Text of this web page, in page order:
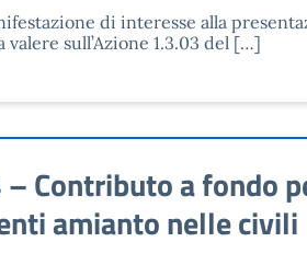
di interesse alla
sull’Azione 1.3.03 del […]
Contributo a fondo
amianto nelle civili